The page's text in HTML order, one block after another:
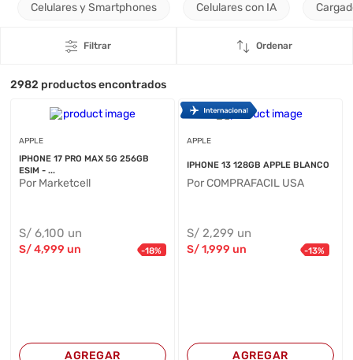
Celulares y Smartphones Celulares con IA
Filtrar Ordenar
2982 productos encontrados
APPLE
IPHONE 17 PRO MAX 5G 256GB
ESIM - ...
Por Marketcell
S/6,100 un
S/4,999 un -18%
AGREGAR
APPLE
IPHONE 13 128GB APPLE BLANCO
Por COMPRAFACIL USA
S/ 2,299 un
S/1,999 un -13%
AGREGAR